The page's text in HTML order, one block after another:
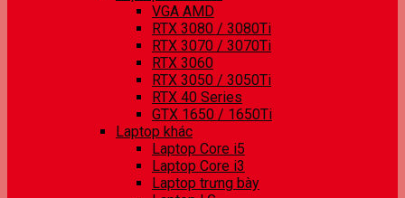
VGA AMD
RTX 3080 / 3080Ti
RTX 3070 / 3070Ti
RTX 3060
RTX 3050 / 3050Ti
RTX 40 Series
GTX 1650 / 1650Ti
Laptop khác
Laptop Core i5
Laptop Core i3
Laptop trưng bày